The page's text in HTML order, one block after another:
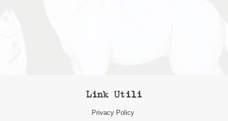
Link Utili
Privacy Policy